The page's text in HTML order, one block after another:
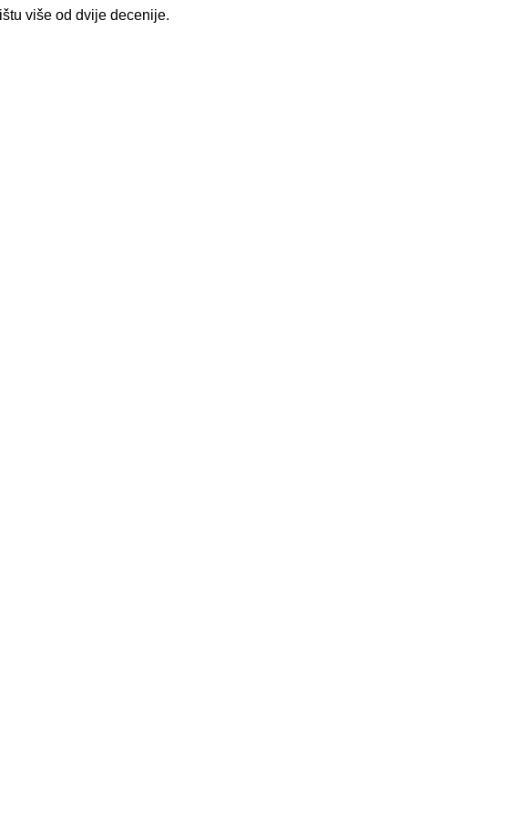
više od dvije decenije.